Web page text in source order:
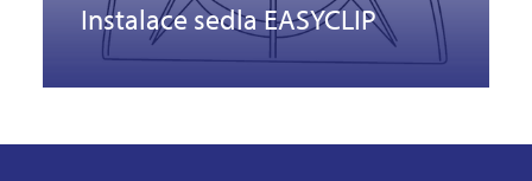
Instalace sedla EASYCLIP